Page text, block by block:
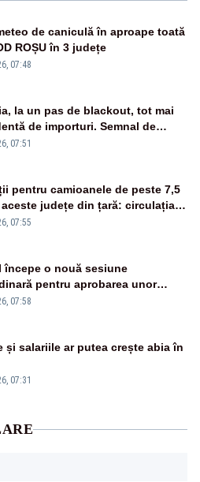
de caniculă în aproape toată
ROȘU în 3 județe
07:48
la un pas de blackout, tot mai
de importuri. Semnal de
de un expert în energie
07:51
pentru camioanele de peste 7,5
județe din țară: circulația
luni, între orele 12:00 și
07:55
începe o nouă sesiune
pentru aprobarea unor
PNRR
07:58
și salariile ar putea crește abia în
07:31